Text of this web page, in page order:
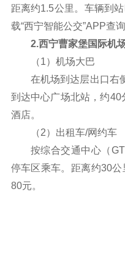
距离约1.5公里。车辆到
载“西宁智能公交”APP查询
2.西宁曹家堡国际机
（1）机场大巴
在机场到达层出口右
到达中心广场北站，约
酒店。
（2）出租车/网约车
按综合交通中心（
停车区乘车。距离约30
80元。